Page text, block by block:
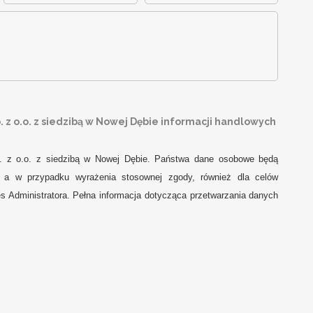
o.o. z siedzibą w Nowej Dębie informacji handlowych
o.o. z siedzibą w Nowej Dębie. Państwa dane osobowe będą
a w przypadku wyrażenia stosownej zgody, również dla celów
Pełna informacja dotycząca przetwarzania danych